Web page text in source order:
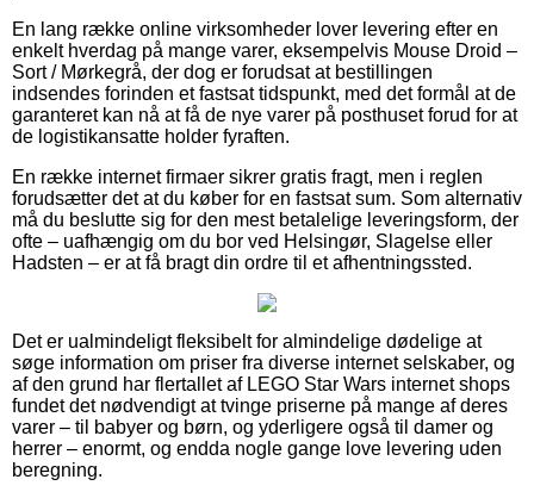
En lang række online virksomheder lover levering efter en
enkelt hverdag på mange varer, eksempelvis Mouse Droid –
Sort / Mørkegrå, der dog er forudsat at bestillingen
indsendes forinden et fastsat tidspunkt, med det formål at de
garanteret kan nå at få de nye varer på posthuset forud for at
de logistikansatte holder fyraften.
En række internet firmaer sikrer gratis fragt, men i reglen
forudsætter det at du køber for en fastsat sum. Som alternativ
må du beslutte sig for den mest betalelige leveringsform, der
ofte – uafhængig om du bor ved Helsingør, Slagelse eller
Hadsten – er at få bragt din ordre til et afhentningssted.
Det er ualmindeligt fleksibelt for almindelige dødelige at
søge information om priser fra diverse internet selskaber, og
af den grund har flertallet af LEGO Star Wars internet shops
fundet det nødvendigt at tvinge priserne på mange af deres
varer – til babyer og børn, og yderligere også til damer og
herrer – enormt, og endda nogle gange love levering uden
beregning.